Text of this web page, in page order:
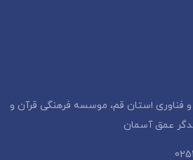
و فناوری استان قم، موسسه فرهنگی قرآن و
عمق آسمان